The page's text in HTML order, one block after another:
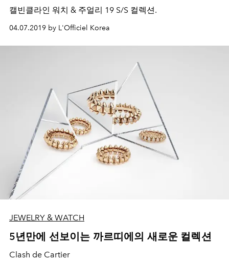
캘빈클라인 워치 & 주얼리 19 S/S 컬렉션.
04.07.2019 by L'Officiel Korea
JEWELRY & WATCH
5년만에 선보이는 까르띠에의 새로운 컬렉션
Clash de Cartier